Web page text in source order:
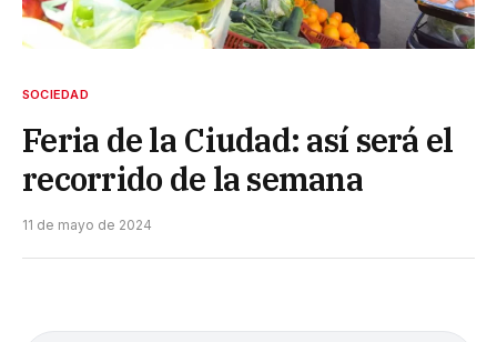
SOCIEDAD
Feria de la Ciudad: así será el
recorrido de la semana
11 de mayo de 2024